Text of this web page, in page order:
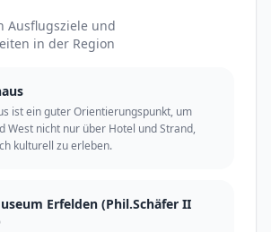
Ausflugsziele und
in der Region
ist ein guter Orientierungspunkt, um
West nicht nur über Hotel und Strand,
kulturell zu erleben.
Erfelden (Phil.Schäfer II